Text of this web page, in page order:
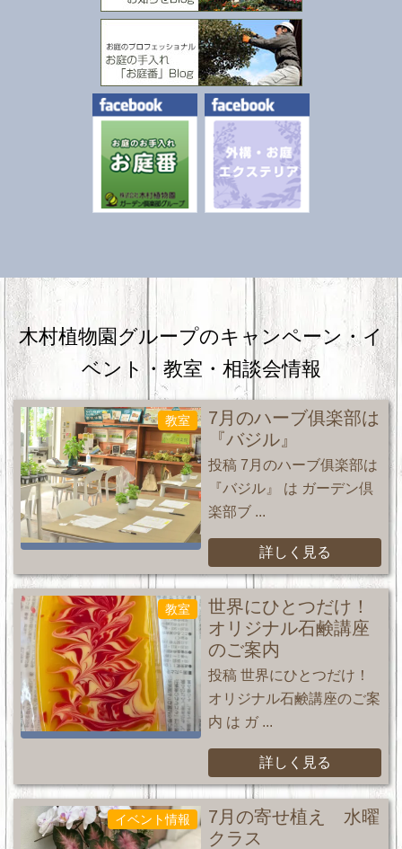
木村植物園グループのキャンペーン・イ
ベント・教室・相談会情報
教室
7月のハーブ俱楽部は
『バジル』
投稿 7月のハーブ俱楽部は
『バジル』 は ガーデン倶
楽部ブ ...
詳しく見る
教室
世界にひとつだけ！
オリジナル石鹸講座
のご案内
投稿 世界にひとつだけ！
オリジナル石鹸講座のご案
内 は ガ ...
詳しく見る
イベント情報
7月の寄せ植え 水曜
クラス